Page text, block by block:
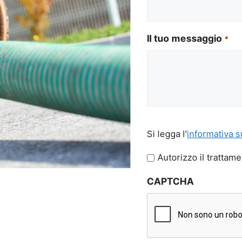
Il tuo messaggio *
legga
l'informativa
privacy
Si legga l'informativa
Autorizzo il
CAPTCHA